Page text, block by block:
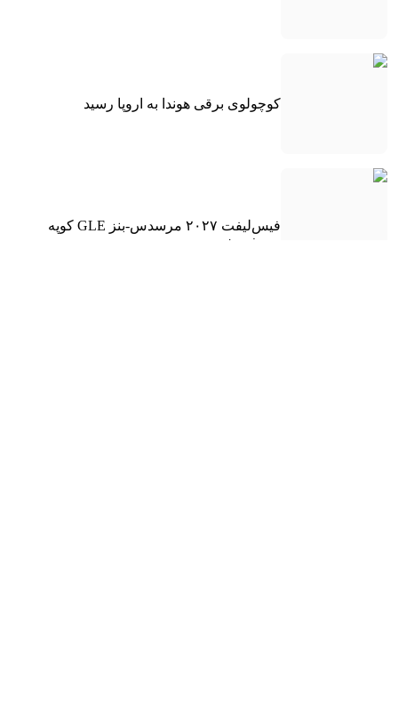
کوچولوی برقی هوندا به اروپا رسید
فیس‌لیفت ۲۰۲۷ مرسدس-بنز GLE کوپه
معرفی شد